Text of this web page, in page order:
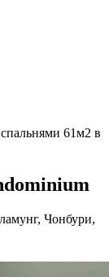
61м2 в
Чонбури,